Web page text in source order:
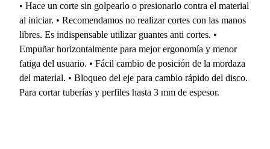
• Hace un corte sin golpearlo o presionarlo contra el material
al iniciar. • Recomendamos no realizar cortes con las manos
libres. Es indispensable utilizar guantes anti cortes. •
Empuñar horizontalmente para mejor ergonomía y menor
fatiga del usuario. • Fácil cambio de posición de la mordaza
del material. • Bloqueo del eje para cambio rápido del disco.
Para cortar tuberías y perfiles hasta 3 mm de espesor.